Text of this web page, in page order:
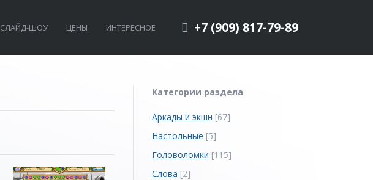
СЛАЙД-ШОУ ЦЕНЫ ИНТЕРЕСНОЕ +7 (909) 817-79-89
Категории раздела
Аркады и экшн [67]
Настольные [5]
Головоломки [115]
Слова [2]